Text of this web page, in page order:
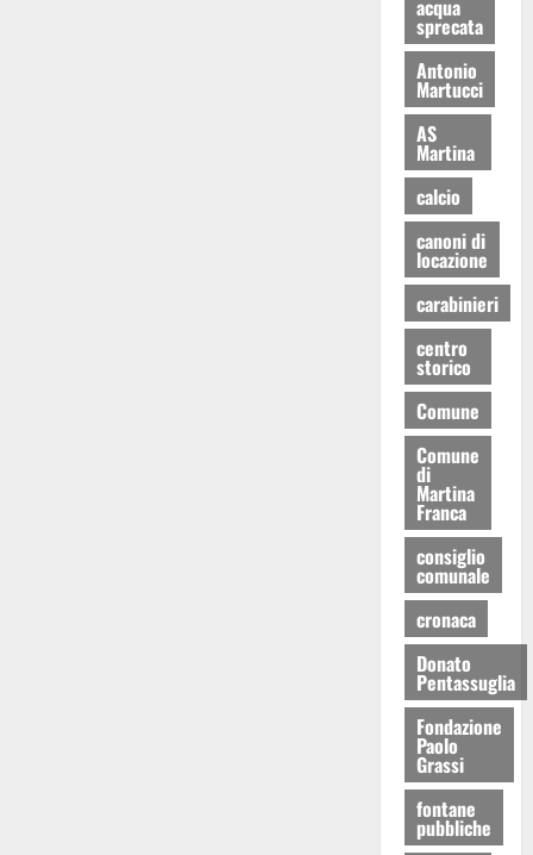
acqua
sprecata
Antonio
Martucci
AS
Martina
calcio
canoni di
locazione
carabinieri
centro
storico
Comune
Comune
di
Martina
Franca
consiglio
comunale
cronaca
Donato
Pentassuglia
Fondazione
Paolo
Grassi
fontane
pubbliche